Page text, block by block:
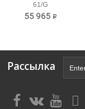
61/G
Хрустальная...
55 965 ₽
Рассылка